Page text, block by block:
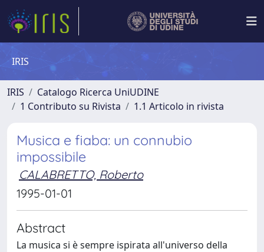
IRIS
IRIS
Catalogo Ricerca UniUDINE
1 Contributo su Rivista
1.1 Articolo in rivista
Musica e fiaba: un connubio
impossibile
CALABRETTO, Roberto
1995-01-01
Abstract
La musica si è sempre ispirata all'universo della